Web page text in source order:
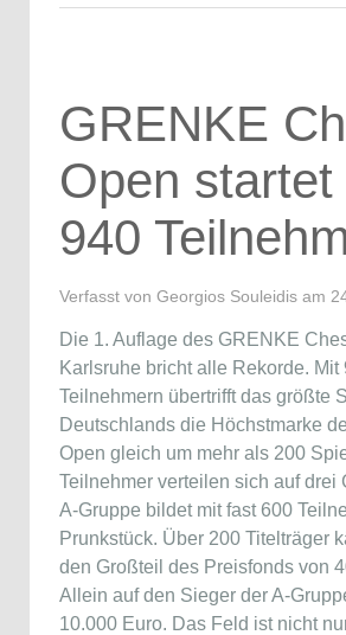
GRENKE
Open startet
940
Verfasst von Georgios Souleidis am
Die 1. Auflage des GRENKE
Karlsruhe bricht alle Rekorde. Mit
Teilnehmern übertrifft das größte
Deutschlands die Höchstmarke
Open gleich um mehr als 200
Teilnehmer verteilen sich auf drei
A-Gruppe bildet mit fast 600
Prunkstück. Über 200 Titelträger
den Großteil des Preisfonds von
Allein auf den Sieger der A-
10.000 Euro. Das Feld ist nicht